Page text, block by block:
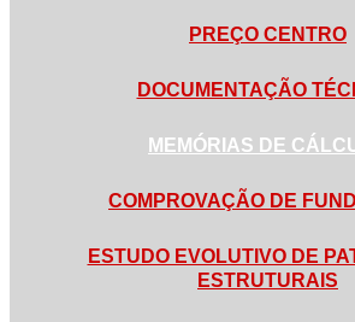
PREÇO CENTRO
DOCUMENTAÇÃO
MEMÓRIAS DE
COMPROVAÇÃO DE
ESTUDO EVOLUTIVO DE
ESTRUTURAIS